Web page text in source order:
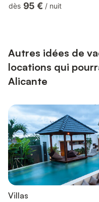
marché central, le Gran
dès 95 € / nuit
Autres idées de
locations qui
Alicante
Villas